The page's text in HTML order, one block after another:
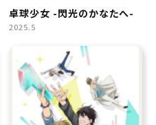
卓球少女 -閃光のかなたへ-
2025.5